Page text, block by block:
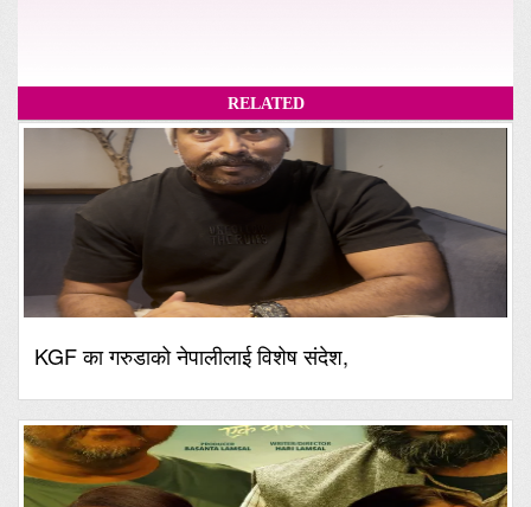
RELATED
KGF का गरुडाको नेपालीलाई विशेष संदेश,